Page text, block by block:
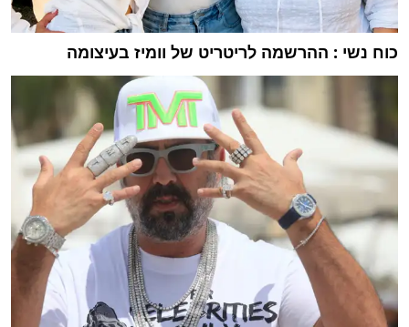
כוח נשי : ההרשמה לריטריט של וומיז בעיצומה